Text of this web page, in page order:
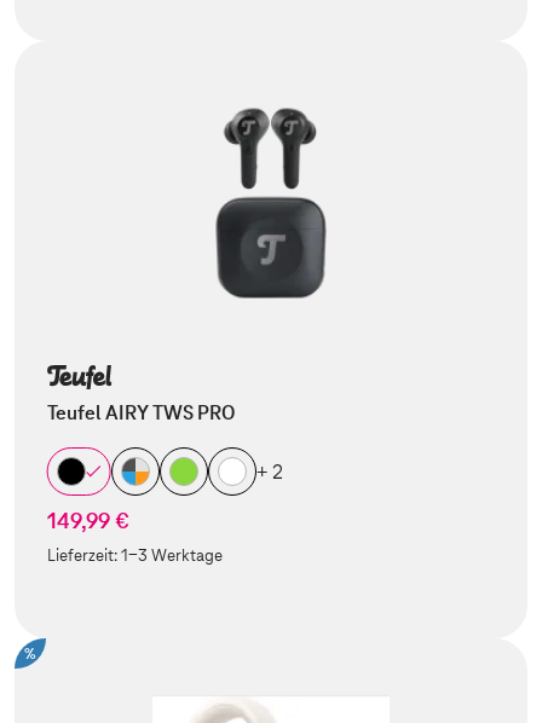
Teufel AIRY TWS PRO
+ 2
149,99 €
Lieferzeit:1-3 Werktage
%